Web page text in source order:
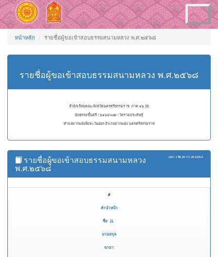
Toggle
navigation
หน้าหลัก รายชื่อผู้ขอเข้าสอบธรรมสนามหลวง พ.ศ.๒๕๖๘
รายชื่อผู้ขอเข้าสอบธรรมสนามหลวง พ.ศ.๒๕๖๘
สำนักเรียนคณะจังหวัดนครศรีธรรมราช ภาค ๑๖ (ธ)
นักธรรมชั้นตรี - ๖๑๖๔๐๐๒ - วัดรามประดิษฐ์
ตำบลปากพนังฝั่งตะวันออก อำเภอปากพนัง นครศรีธรรมราช
แสดง 1 ถึง 25 จาก 25 ผลลัพธ์
รายชื่อผู้ขอเข้าสอบธรรมสนามหลวง
พ.ศ.๒๕๖๘
#
คำนำหน้า
ชื่อ
นามสกุล
ฉายา